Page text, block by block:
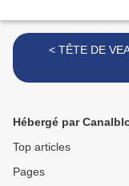
< TÊTE DE
Hébergé par
Top articles
Pages